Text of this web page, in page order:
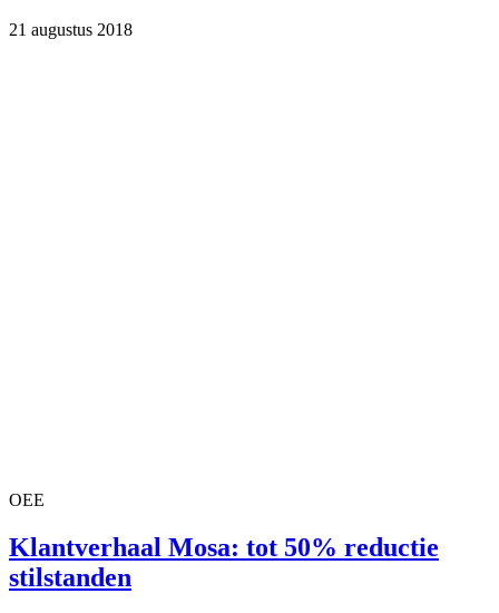
21 augustus 2018
OEE
Klantverhaal Mosa: tot 50% reductie
stilstanden